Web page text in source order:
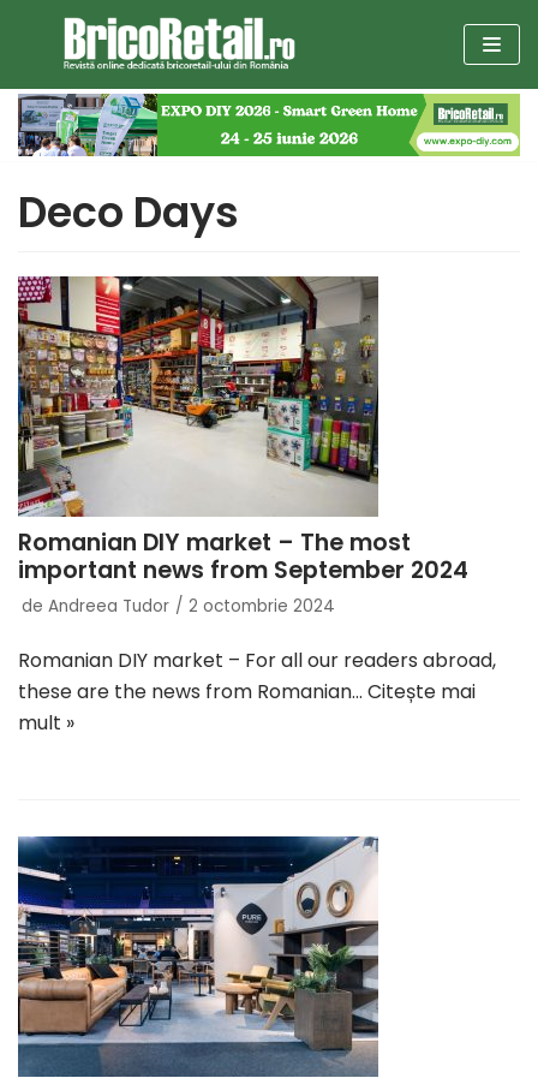
la
conținut
Deco Days
Romanian DIY market – The most
important news from September 2024
de Andreea Tudor 2 octombrie 2024
Romanian DIY market – For all our readers abroad,
these are the news from Romanian… Citește mai
mult »